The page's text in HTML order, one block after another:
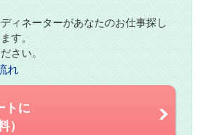
ィネーターがあなたのお仕事探し
す。
さい。
れ
トに
）